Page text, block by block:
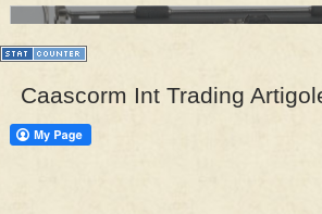
PRESA
Permise pentru vânătoarea de porci în
Caascorm Int Trading